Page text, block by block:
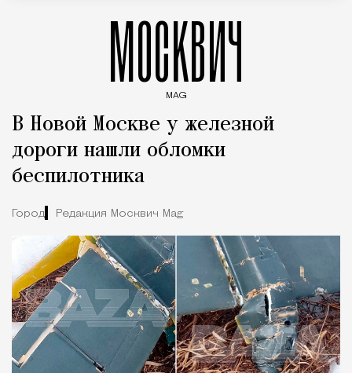
МОСКВИЧ
MAG
В Новой Москве у железной
дороги нашли обломки
беспилотника
Город Редакция Москвич Mag